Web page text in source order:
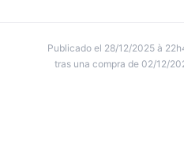
Publicado el 28/12/2025 à
tras una compra de 02/12/